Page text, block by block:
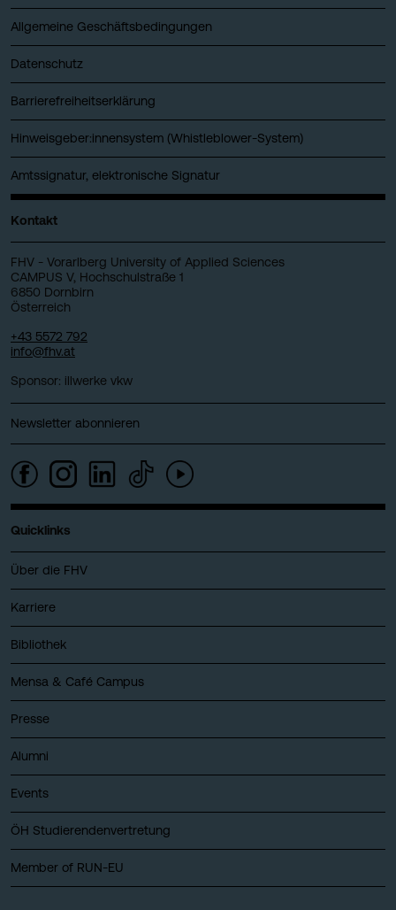
Allgemeine Geschäftsbedingungen
Datenschutz
Barrierefreiheitserklärung
Hinweisgeber:innensystem (Whistleblower-System)
Amtssignatur, elektronische Signatur
Kontakt
FHV - Vorarlberg University of Applied Sciences
CAMPUS V, Hochschulstraße 1
6850 Dornbirn
Österreich
+43 5572 792
info@fhv.at
Sponsor: illwerke vkw
Newsletter abonnieren
Quicklinks
Über die FHV
Karriere
Bibliothek
Mensa & Café Campus
Presse
Alumni
Events
ÖH Studierendenvertretung
Member of RUN-EU